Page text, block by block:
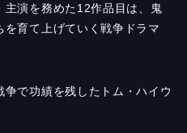
主演を務めた12作品目は、鬼
育て上げていく戦争ドラマ
で功績を残したトム・ハイウ